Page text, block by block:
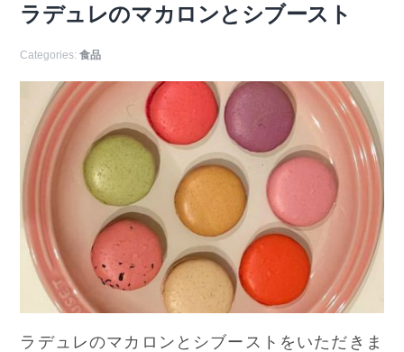
ラデュレのマカロンとシブースト
Categories:食品
ラデュレのマカロンとシブーストをいただきま